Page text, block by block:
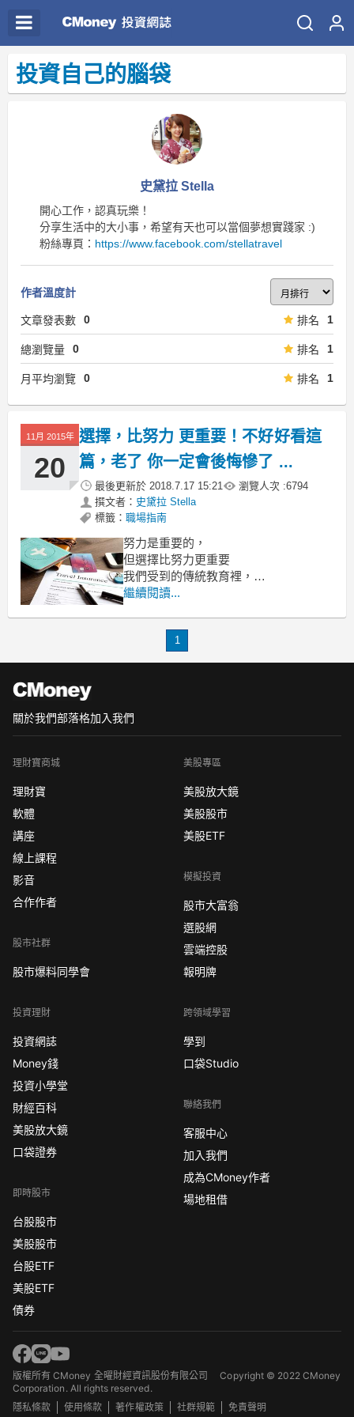
投資自己的腦袋
史黛拉 Stella
開心工作，認真玩樂！
分享生活中的大小事，希望有天也可以當個夢想實踐家 :)
粉絲專頁： https://www.facebook.com/stellatravel
作者溫度計
文章發表數 0 排名 1
總瀏覽量 0 排名 1
月平均瀏覽 0 排名 1
11月 2015年
20
選擇，比努力 更重要！不好好看這
篇，老了 你一定會後悔慘了 ...
最後更新於 2018.7.17 15:21 瀏覽人次 :6794
撰文者： 史黛拉 Stella
標籤： 職場指南
努力是重要的，
但選擇比努力更重要
我們受到的傳統教育裡，
經常會有「堅持就是勝利」這樣的名
懂得在該放棄的時候放棄，顯然比懂得
繼續閱讀...
1
關於我們部落格加入我們
理財寶商城
理財寶
軟體
講座
線上課程
影音
合作作者
股市社群
股市爆料同學會
投資理財
投資網誌
Money錢
投資小學堂
財經百科
美股放大鏡
口袋證券
即時股市
台股股市
美股股市
台股ETF
美股ETF
債券
美股專區
美股放大鏡
美股股市
美股ETF
模擬投資
股市大富翁
選股網
雲端控股
報明牌
跨領域學習
學到
口袋Studio
聯絡我們
客服中心
加入我們
成為CMoney作者
場地租借
版權所有 CMoney 全曜財經資訊股份有限公司Copyright © 2022 CMoney
Corporation. All rights reserved.
隱私條款
使用條款 著作權政策 社群規範 免責聲明